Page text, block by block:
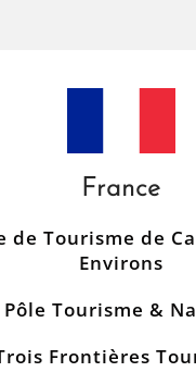
France
de Tourisme de
Environs
Pôle Tourisme &
Frontières